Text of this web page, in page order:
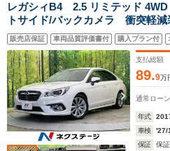
レガシィB4 2.5 リミテッド
トサイド/バックカメラ 衝突軽
ズ 禁煙車 全席シートヒータ
センサー スマートキー LED
販売店保証 車両品質評価書付 購入プラン付
支払総額
89.9万
通常ローン
年式
車検
'27/
保証
保